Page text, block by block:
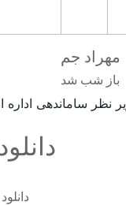
مهراد جم
باز شب شد
نظر ساماندهی
دانلود